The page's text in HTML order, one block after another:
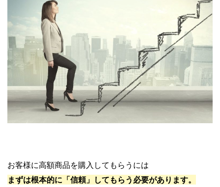
お客様に高額商品を購入してもらうには
まずは根本的に「信頼」してもらう必要があります。